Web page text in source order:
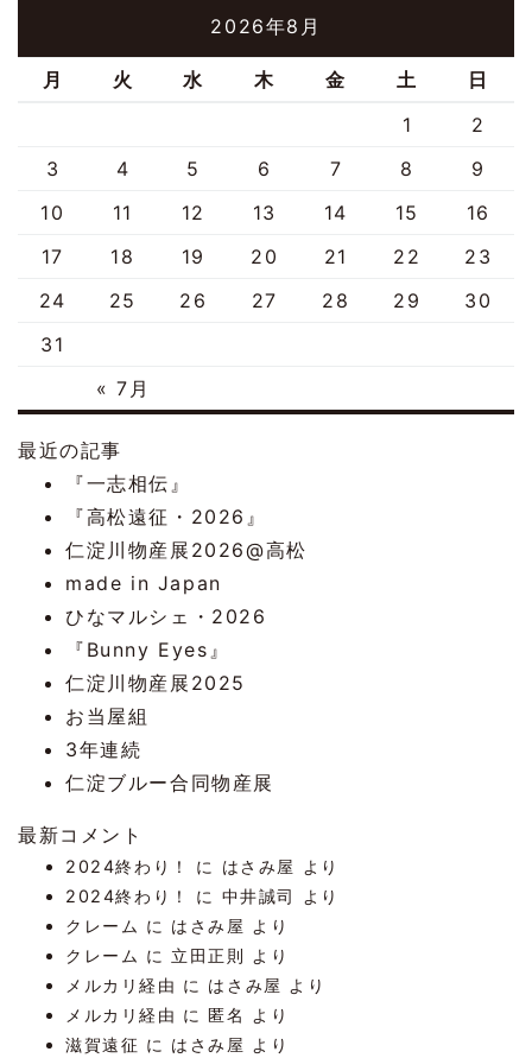
2026年8月
月 火 水 木 金 土 日
« 7月
1
2
3
4 5 6 7 8
9
10
11 12 13 14 15
16
17
18 19 20 21 22
23
24
25 26 27 28 29
30
31
最近の記事
『一志相伝』
『高松遠征・2026』
仁淀川物産展2026@高松
made in Japan
ひなマルシェ・2026
『Bunny Eyes』
仁淀川物産展2025
お当屋組
3年連続
仁淀ブルー合同物産展
最新コメント
2024終わり！ に はさみ屋
より
2024終わり！
に 中井誠司
より
クレーム に はさみ屋 より
クレーム に 立田正則 より
メルカリ経由 に はさみ屋 より
メルカリ経由 に匿名
より
滋賀遠征 に はさみ屋 より